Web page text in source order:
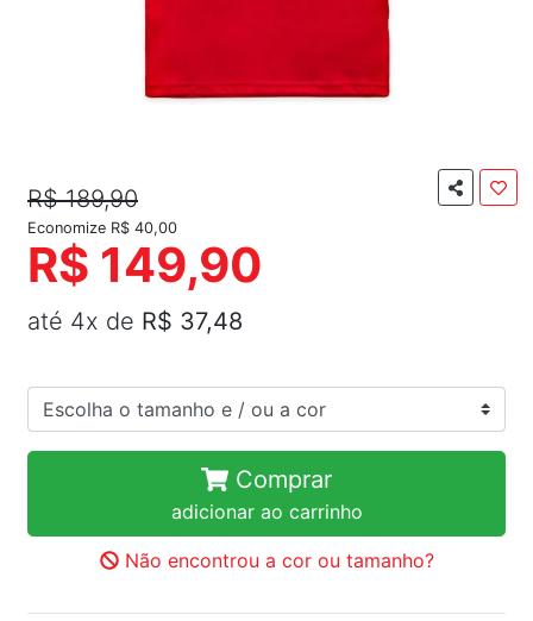
R$ 189,90
Economize R$ 40,00
R$ 149,90
até 4x de R$ 37,48
Comprar
adicionar ao carrinho
Não encontrou a cor ou tamanho?